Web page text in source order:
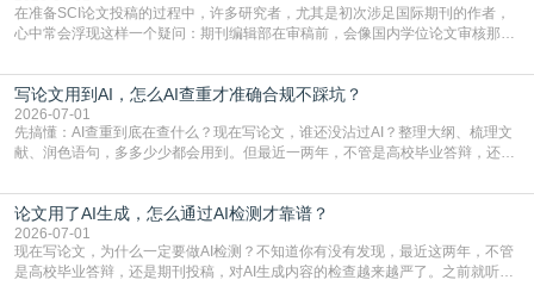
在准备SCI论文投稿的过程中，许多研究者，尤其是初次涉足国际期刊的作者，
心中常会浮现这样一个疑问：期刊编辑部在审稿前，会像国内学位论文审核那
论文的初审通过率。实际上，SCI期刊对重复内容的审查是严谨投稿流程中不可
或缺的一环。本篇AEIC学术交流中心小编就为大家介绍“投稿SCI有查重吗”。
一、查重是标准流程答案是明确的：绝大多数S
写论文用到AI，怎么AI查重才准确合规不踩坑？
2026-07-01
先搞懂：AI查重到底在查什么？现在写论文，谁还没沾过AI？整理大纲、梳理文
献、润色语句，多多少少都会用到。但最近一两年，不管是高校毕业答辩，还是
须加做AI查重。很多人分不清，AI查重和普通查重到底有啥区别？这里说透：普
通查重查的是你的文字和已公开文献的重复比例，防的是抄袭；AI查重查的是你
的内容里，有多少是AI生成的，防的是过
论文用了AI生成，怎么通过AI检测才靠谱？
2026-07-01
现在写论文，为什么一定要做AI检测？不知道你有没有发现，最近这两年，不管
是高校毕业答辩，还是期刊投稿，对AI生成内容的检查越来越严了。之前就听身